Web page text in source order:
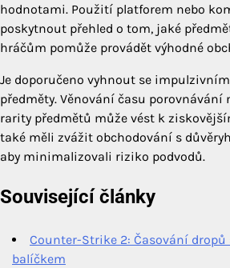
hodnotami. Použití platforem nebo
poskytnout přehled o tom, jaké
hráčům pomůže provádět výhodné
Je doporučeno vyhnout se
předměty. Věnování času porovnávání
rarity předmětů může vést k
také měli zvážit obchodování s
aby minimalizovali riziko podvodů.
Související články
Counter-Strike 2: Časování dropů
balíčkem